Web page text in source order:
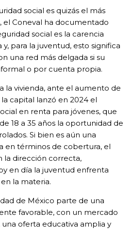
social es quizás el más
el Coneval ha documentado
social es la carencia
para la juventud, esto significa
una red más delgada si su
o por cuenta propia.
la vivienda, ante el aumento de
capital lanzó en 2024 el
en renta para jóvenes, que
18 a 35 años la oportunidad de
Si bien es aún una
en términos de cobertura, el
la dirección correcta,
en día la juventud enfrenta
la materia.
de México parte de una
favorable, con un mercado
oferta educativa amplia y